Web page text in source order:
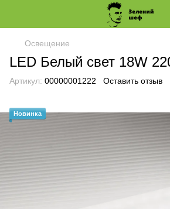
Освещение
LED Белый свет 18W
Артикул: 00000001222 Оставить отзыв
Новинка